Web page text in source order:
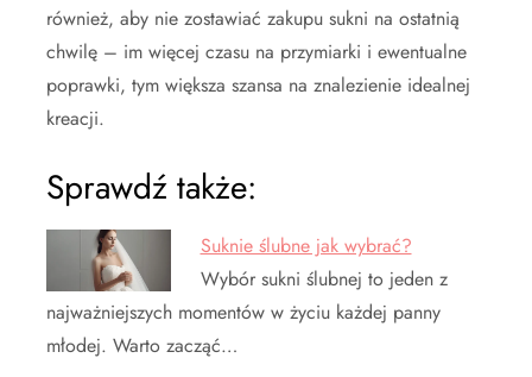
również, aby nie zostawiać zakupu sukni na ostatnią
chwilę – im więcej czasu na przymiarki i ewentualne
poprawki, tym większa szansa na znalezienie idealnej
kreacji.
Sprawdź także:
Suknie ślubne jak wybrać?
Wybór sukni ślubnej to jeden z
najważniejszych momentów w życiu każdej panny
młodej. Warto zacząć…